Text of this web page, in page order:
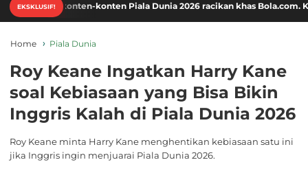
EKSKLUSIF!
konten Piala Dunia 2026 racikan khas Bola.com. Klik di sini!
Home Piala Dunia
Roy Keane Ingatkan Harry Kane
soal Kebiasaan yang Bisa Bikin
Inggris Kalah di Piala Dunia 2026
Roy Keane minta Harry Kane menghentikan kebiasaan satu ini
jika Inggris ingin menjuarai Piala Dunia 2026.